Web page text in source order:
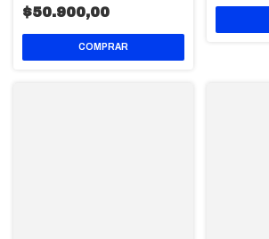
$50.900,00